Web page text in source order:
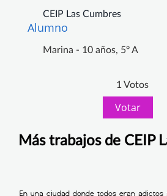
CEIP Las Cumbres
Alumno
Marina - 10 años, 5º A
1 Votos
Votar
Más trabajos de CEIP